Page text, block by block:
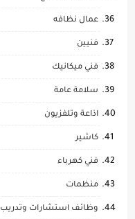
عمال نظافه
فنيين
فني ميكانيك
سلامة عامة
اذاعة وتلفزيون
كاشير
فني كهرباء
منظمات
وظائف استشارات وتدريب